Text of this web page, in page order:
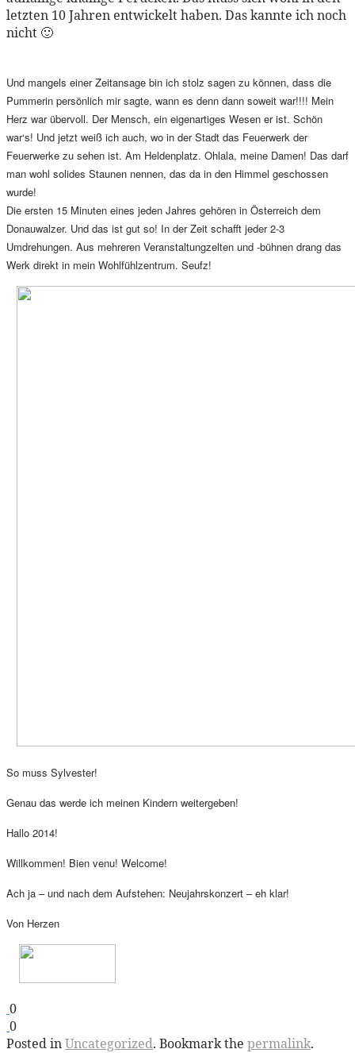
letzten 10 Jahren entwickelt haben. Das kannte ich noch
nicht 🙂
Und mangels einer Zeitansage bin ich stolz sagen zu können, dass die
Pummerin persönlich mir sagte, wann es denn dann soweit war!!!! Mein
Herz war übervoll. Der Mensch, ein eigenartiges Wesen er ist. Schön
war‘s! Und jetzt weiß ich auch, wo in der Stadt das Feuerwerk der
Feuerwerke zu sehen ist. Am Heldenplatz. Ohlala, meine Damen! Das darf
man wohl solides Staunen nennen, das da in den Himmel geschossen
wurde!
Die ersten 15 Minuten eines jeden Jahres gehören in Österreich dem
Donauwalzer. Und das ist gut so! In der Zeit schafft jeder 2-3
Umdrehungen. Aus mehreren Veranstaltungzelten und -bühnen drang das
Werk direkt in mein Wohlfühlzentrum. Seufz!
So muss Sylvester!
Genau das werde ich meinen Kindern weitergeben!
Hallo 2014!
Willkommen! Bien venu! Welcome!
Ach ja – und nach dem Aufstehen: Neujahrskonzert – eh klar!
Von Herzen
0
0
Posted inUncategorized. Bookmark the permalink.